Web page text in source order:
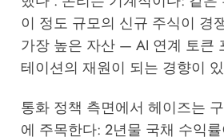
이 정도 규모의 신규 주식이 경
가장 높은 자산 — AI 연계 토큰
테이션의 재원이 되는 경향이
통화 정책 측면에서 헤이즈는
에 주목한다: 2년물 국채 수익